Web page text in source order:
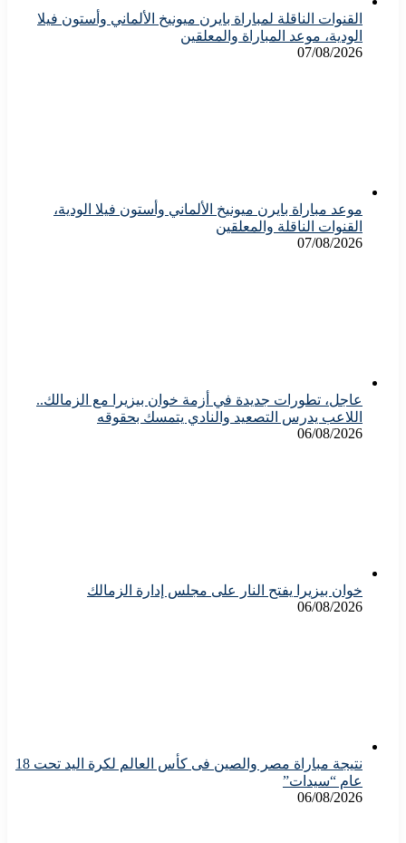
القنوات الناقلة لمباراة بايرن ميونيخ الألماني وأستون فيلا
الودية، موعد المباراة والمعلقين
07/08/2026
موعد مباراة بايرن ميونيخ الألماني وأستون فيلا الودية،
القنوات الناقلة والمعلقين
07/08/2026
عاجل، تطورات جديدة في أزمة خوان بيزيرا مع الزمالك..
اللاعب يدرس التصعيد والنادي يتمسك بحقوقه
06/08/2026
خوان بيزيرا يفتح النار على مجلس إدارة الزمالك
06/08/2026
نتيجة مباراة مصر والصين فى كأس العالم لكرة اليد تحت 18
عام “سيدات”
06/08/2026